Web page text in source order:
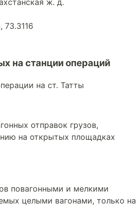
73.3116
на станции операций
на ст. Татты
отправок грузов,
на открытых площадках
повагонными и мелкими
целыми вагонами, только на